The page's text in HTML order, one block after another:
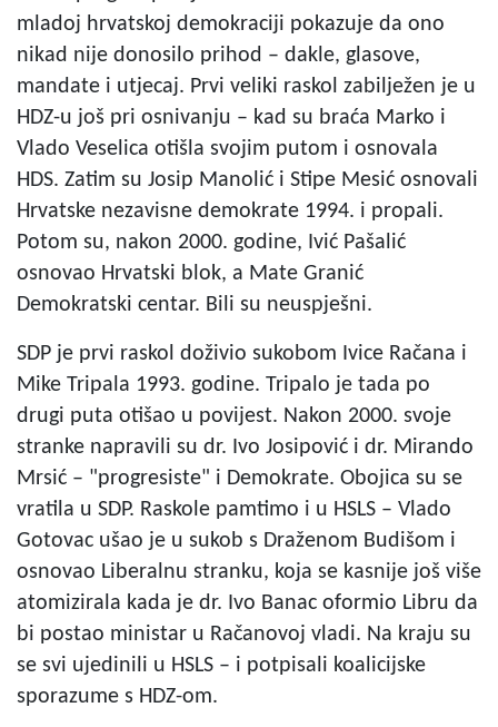
mladoj hrvatskoj demokraciji pokazuje da ono
nikad nije donosilo prihod – dakle, glasove,
mandate i utjecaj. Prvi veliki raskol zabilježen je u
HDZ-u još pri osnivanju – kad su braća Marko i
Vlado Veselica otišla svojim putom i osnovala
HDS. Zatim su Josip Manolić i Stipe Mesić osnovali
Hrvatske nezavisne demokrate 1994. i propali.
Potom su, nakon 2000. godine, Ivić Pašalić
osnovao Hrvatski blok, a Mate Granić
Demokratski centar. Bili su neuspješni.
SDP je prvi raskol doživio sukobom Ivice Račana i
Mike Tripala 1993. godine. Tripalo je tada po
drugi puta otišao u povijest. Nakon 2000. svoje
stranke napravili su dr. Ivo Josipović i dr. Mirando
Mrsić – "progresiste" i Demokrate. Obojica su se
vratila u SDP. Raskole pamtimo i u HSLS – Vlado
Gotovac ušao je u sukob s Draženom Budišom i
osnovao Liberalnu stranku, koja se kasnije još više
atomizirala kada je dr. Ivo Banac oformio Libru da
bi postao ministar u Račanovoj vladi. Na kraju su
se svi ujedinili u HSLS – i potpisali koalicijske
sporazume s HDZ-om.